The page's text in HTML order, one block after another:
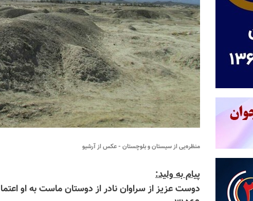
منظره‌یی از سیستان و بلوچستان - عکس از آرشیو
پیام به ولید:
دوست عزیز از سراوان نادر از دوستان ماست به او